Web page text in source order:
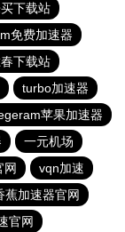
下载站
免费加速器
下载站
turbo加速器
苹果加速器
一元机场
网
vqn加速
蕉加速器官网
官网